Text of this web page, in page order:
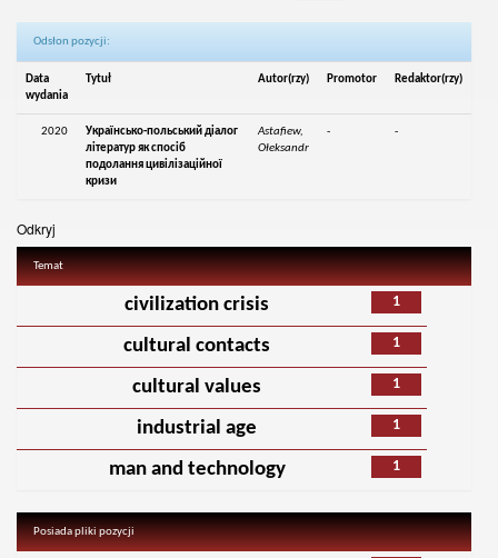
Odsłon pozycji:
Data
wydania
Tytuł Autor(rzy) Promotor Redaktor(rzy)
2020
Українсько-польський діалог
літератур як спосіб
подолання цивілізаційної
кризи
Astafiew,
Ołeksandr
- -
Odkryj
Temat
1
civilization crisis
1
cultural contacts
1
cultural values
1
industrial age
1
man and technology
Posiada pliki pozycji